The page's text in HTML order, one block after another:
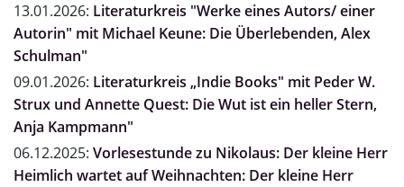
13.01.2026: Literaturkreis "Werke eines Autors/ einer
Autorin" mit Michael Keune: Die Überlebenden, Alex
Schulman"
09.01.2026: Literaturkreis „Indie Books" mit Peder W.
Strux und Annette Quest: Die Wut ist ein heller Stern,
Anja Kampmann"
06.12.2025: Vorlesestunde zu Nikolaus: Der kleine Herr
Heimlich wartet auf Weihnachten: Der kleine Herr